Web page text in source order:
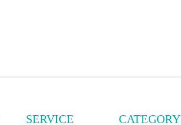
SERVICE CATEGORY